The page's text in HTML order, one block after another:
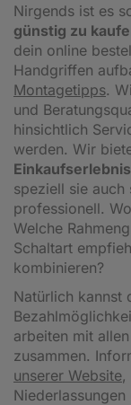
Nirgends ist es
günstig zu
dein online
Handgriffen
Montagetipps.
und
hinsichtlich
werden. Wir
Einkaufserlebnis
speziell sie
professionell.
Welche
Schaltart
kombinieren?
Natürlich kannst
arbeiten mit
zusammen.
unserer Website,